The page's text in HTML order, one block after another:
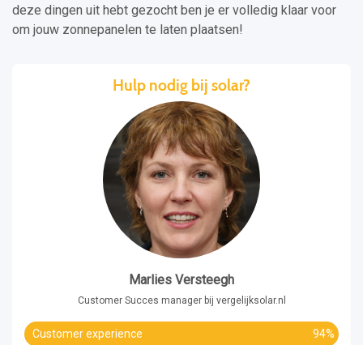
deze dingen uit hebt gezocht ben je er volledig klaar voor
om jouw zonnepanelen te laten plaatsen!
Hulp nodig bij solar?
Marlies Versteegh
Customer Succes manager bij vergelijksolar.nl
Customer experience 94%